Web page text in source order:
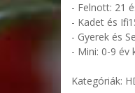
- Felnott: 21
- Kadet és Ifi:
- Gyerek és
- Mini: 0-9 év
Kategóriák: